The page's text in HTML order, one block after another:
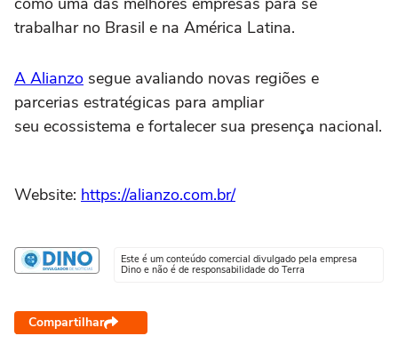
trabalhar no Brasil e na América Latina.
A Alianzo segue avaliando novas regiões e
parcerias estratégicas para ampliar
seu ecossistema e fortalecer sua presença nacional.
Website: https://alianzo.com.br/
Este é um conteúdo comercial divulgado pela empresa
Dino e não é de responsabilidade do Terra
Compartilhar